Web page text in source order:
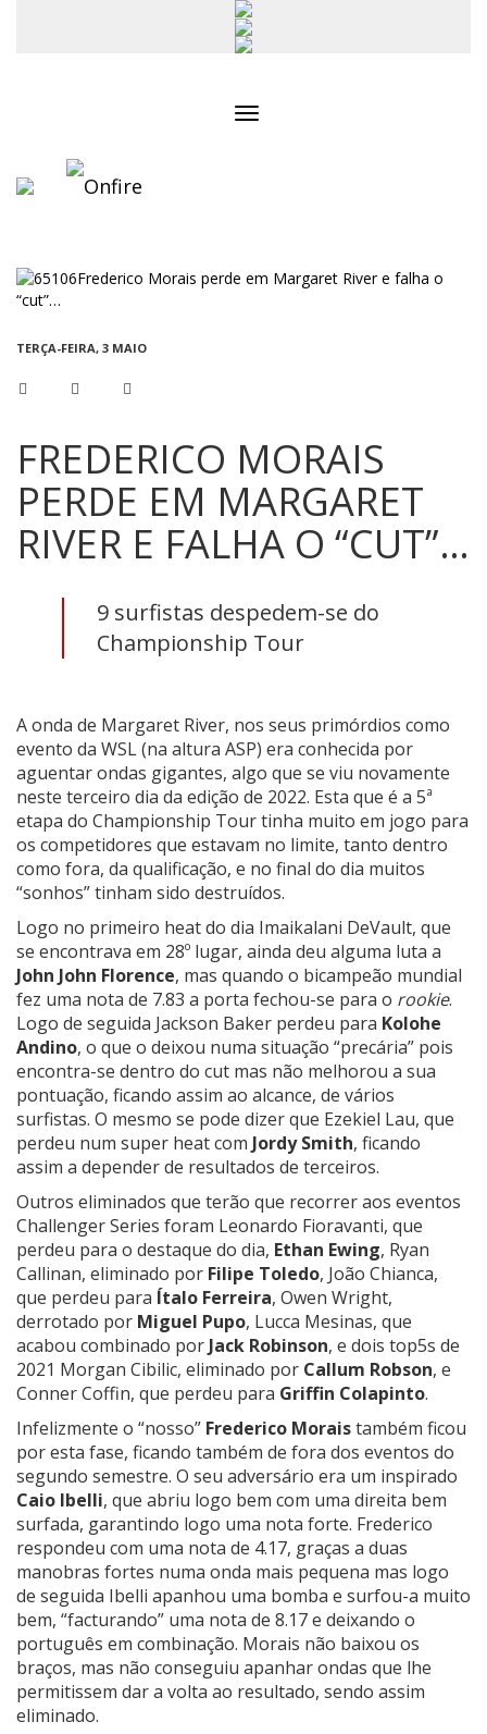
TERÇA-FEIRA, 3 MAIO
FREDERICO MORAIS
PERDE EM MARGARET
RIVER E FALHA O “CUT”…
9 surfistas despedem-se do
Championship Tour
A onda de Margaret River, nos seus primórdios como
evento da WSL (na altura ASP) era conhecida por
aguentar ondas gigantes, algo que se viu novamente
neste terceiro dia da edição de 2022. Esta que é a 5ª
etapa do Championship Tour tinha muito em jogo para
os competidores que estavam no limite, tanto dentro
como fora, da qualificação, e no final do dia muitos
“sonhos” tinham sido destruídos.
Logo no primeiro heat do dia Imaikalani DeVault, que
se encontrava em 28º lugar, ainda deu alguma luta a
John John Florence, mas quando o bicampeão mundial
fez uma nota de 7.83 a porta fechou-se para o rookie.
Logo de seguida Jackson Baker perdeu para Kolohe
Andino, o que o deixou numa situação “precária” pois
encontra-se dentro do cut mas não melhorou a sua
pontuação, ficando assim ao alcance, de vários
surfistas. O mesmo se pode dizer que Ezekiel Lau, que
perdeu num super heat com Jordy Smith, ficando
assim a depender de resultados de terceiros.
Outros eliminados que terão que recorrer aos eventos
Challenger Series foram Leonardo Fioravanti, que
perdeu para o destaque do dia, Ethan Ewing, Ryan
Callinan, eliminado por Filipe Toledo, João Chianca,
que perdeu para Ítalo Ferreira, Owen Wright,
derrotado por Miguel Pupo, Lucca Mesinas, que
acabou combinado por Jack Robinson, e dois top5s de
2021 Morgan Cibilic, eliminado por Callum Robson, e
Conner Coffin, que perdeu para Griffin Colapinto.
Infelizmente o “nosso” Frederico Moraistambém ficou
por esta fase, ficando também de fora dos eventos do
segundo semestre. O seu adversário era um inspirado
Caio Ibelli, que abriu logo bem com uma direita bem
surfada, garantindo logo uma nota forte. Frederico
respondeu com uma nota de 4.17, graças a duas
manobras fortes numa onda mais pequena mas logo
de seguida Ibelli apanhou uma bomba e surfou-a muito
bem, “facturando” uma nota de 8.17 e deixando o
português em combinação. Morais não baixou os
braços, mas não conseguiu apanhar ondas que lhe
permitissem dar a volta ao resultado, sendo assim
eliminado.